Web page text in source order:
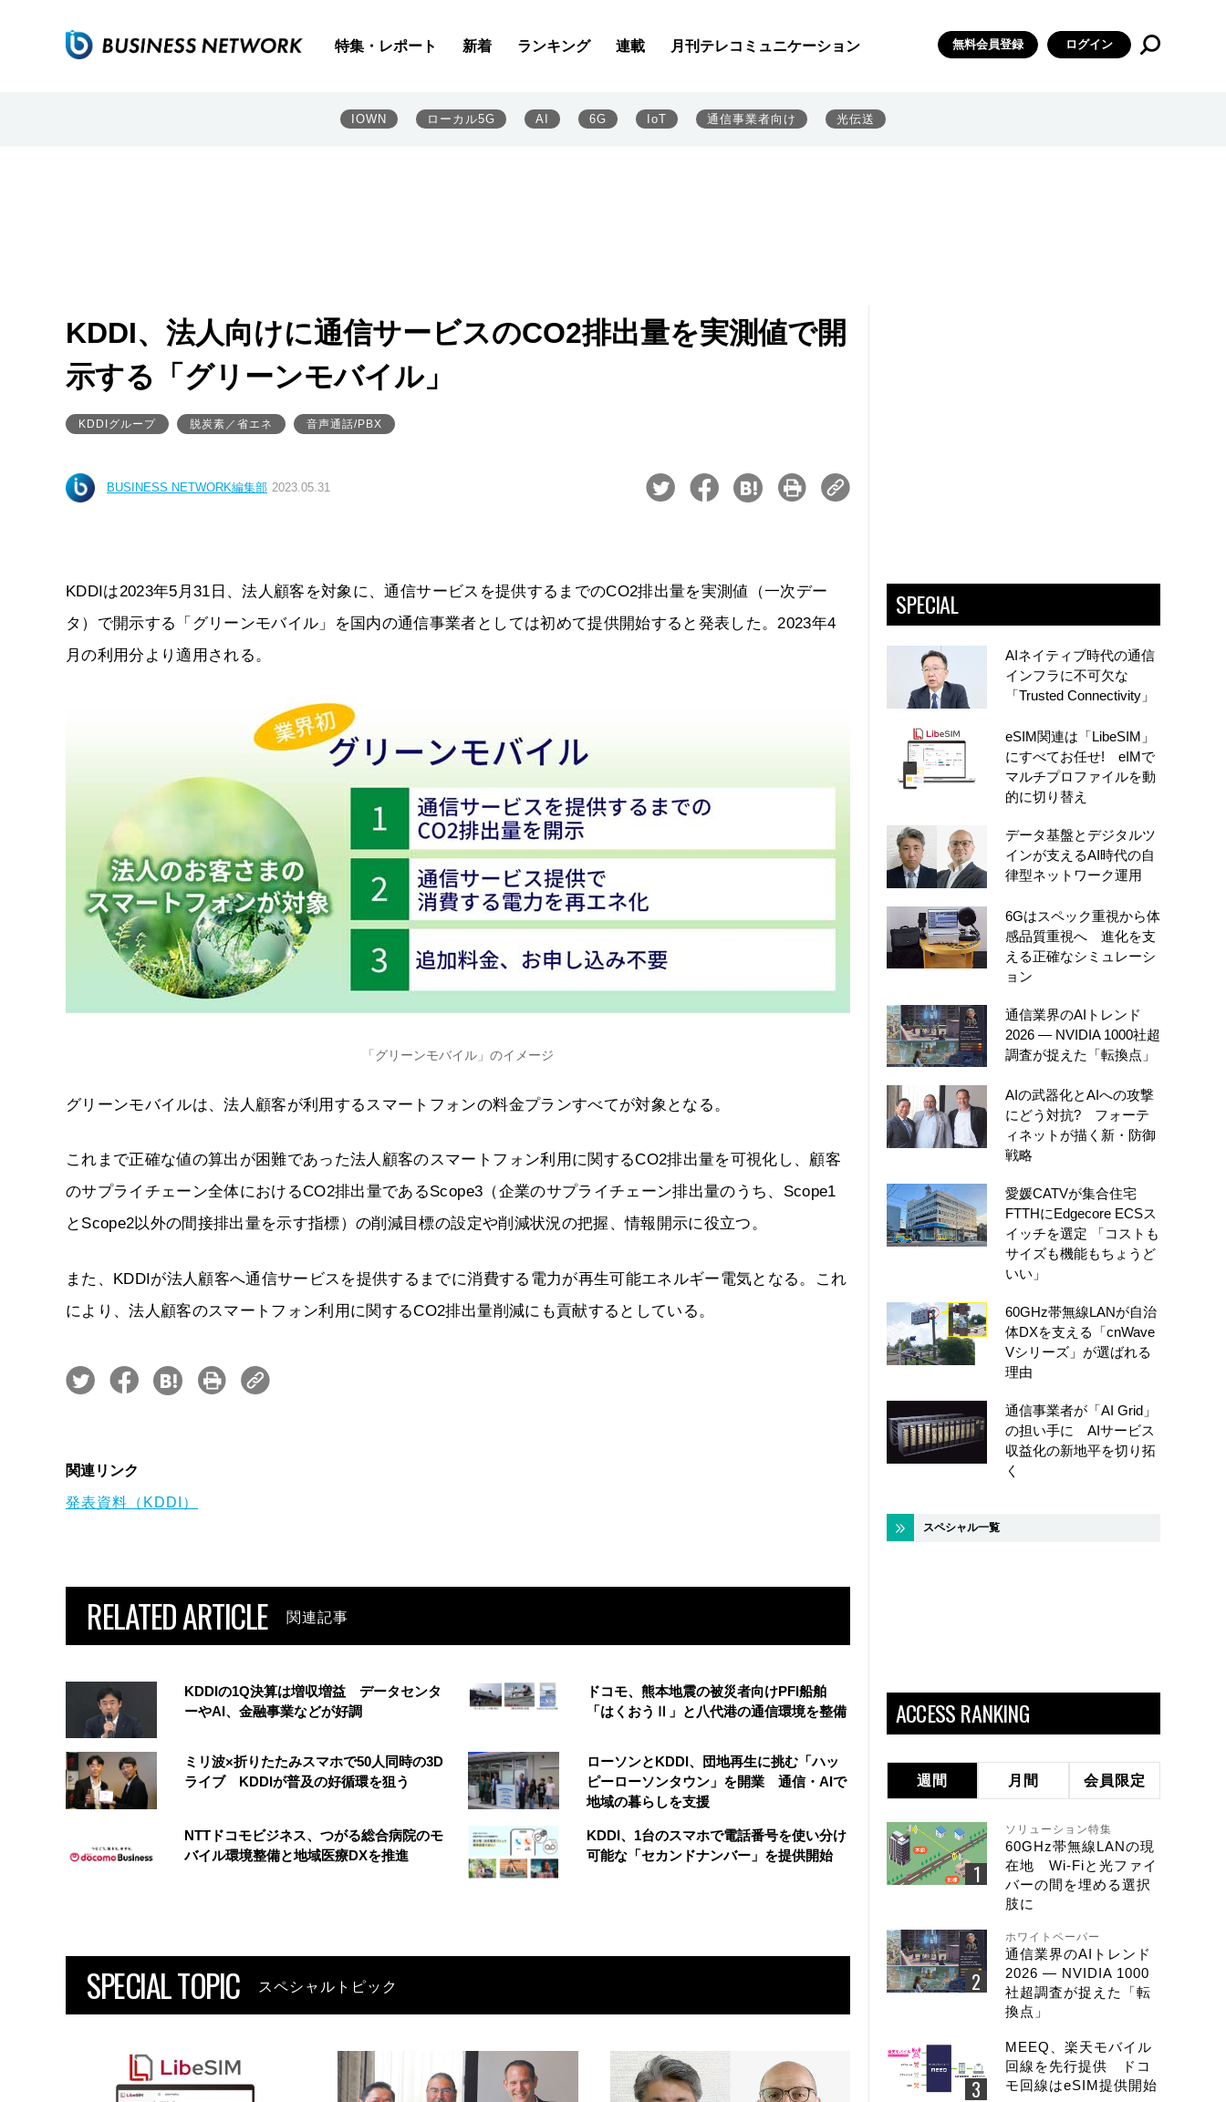
特集・レポート 新着 ランキング 連載 月刊テレコミュニケーション 無料会員登録 ログイン
IOWN ローカル5G AI 6G IoT 通信事業者向け 光伝送
KDDI、法人向けに通信サービスのCO2排出量を実測値で開
示する「グリーンモバイル」
KDDIグループ 脱炭素／省エネ 音声通話/PBX
BUSINESS NETWORK編集部 2023.05.31
KDDIは2023年5月31日、法人顧客を対象に、通信サービスを提供するまでのCO2排出量を実測値（一次デー
タ）で開示する「グリーンモバイル」を国内の通信事業者としては初めて提供開始すると発表した。2023年4
月の利用分より適用される。
「グリーンモバイル」のイメージ
グリーンモバイルは、法人顧客が利用するスマートフォンの料金プランすべてが対象となる。
これまで正確な値の算出が困難であった法人顧客のスマートフォン利用に関するCO2排出量を可視化し、顧客
のサプライチェーン全体におけるCO2排出量であるScope3（企業のサプライチェーン排出量のうち、Scope1
とScope2以外の間接排出量を示す指標）の削減目標の設定や削減状況の把握、情報開示に役立つ。
また、KDDIが法人顧客へ通信サービスを提供するまでに消費する電力が再生可能エネルギー電気となる。これ
により、法人顧客のスマートフォン利用に関するCO2排出量削減にも貢献するとしている。
関連リンク
発表資料（KDDI）
RELATED ARTICLE 関連記事
KDDIの1Q決算は増収増益 データセンタ
ーやAI、金融事業などが好調
ドコモ、熊本地震の被災者向けPFI船舶
「はくおうⅡ」と八代港の通信環境を整備
ミリ波×折りたたみスマホで50人同時の3D
ライブ KDDIが普及の好循環を狙う
ローソンとKDDI、団地再生に挑む「ハッ
ピーローソンタウン」を開業 通信・AIで
地域の暮らしを支援
NTTドコモビジネス、つがる総合病院のモ
バイル環境整備と地域医療DXを推進
KDDI、1台のスマホで電話番号を使い分け
可能な「セカンドナンバー」を提供開始
SPECIAL TOPIC スペシャルトピック
SPECIAL
AIネイティブ時代の通信
インフラに不可欠な
「Trusted Connectivity」
eSIM関連は「LibeSIM」
にすべてお任せ! eIMで
マルチプロファイルを動
的に切り替え
データ基盤とデジタルツ
インが支えるAI時代の自
律型ネットワーク運用
6Gはスペック重視から体
感品質重視へ 進化を支
える正確なシミュレーシ
ョン
通信業界のAIトレンド
2026 ― NVIDIA 1000社超
調査が捉えた「転換点」
AIの武器化とAIへの攻撃
にどう対抗? フォーテ
ィネットが描く新・防御
戦略
愛媛CATVが集合住宅
FTTHにEdgecore ECSス
イッチを選定 「コストも
サイズも機能もちょうど
いい」
60GHz帯無線LANが自治
体DXを支える「cnWave
Vシリーズ」が選ばれる
理由
通信事業者が「AI Grid」
の担い手に AIサービス
収益化の新地平を切り拓
く
スペシャル一覧
ACCESS RANKING
週間 月間 会員限定
ソリューション特集
60GHz帯無線LANの現
在地 Wi-Fiと光ファイ
バーの間を埋める選択
肢に
ホワイトペーパー
通信業界のAIトレンド
2026 ― NVIDIA 1000
社超調査が捉えた「転
換点」
MEEQ、楽天モバイル
回線を先行提供 ドコ
モ回線はeSIM提供開始